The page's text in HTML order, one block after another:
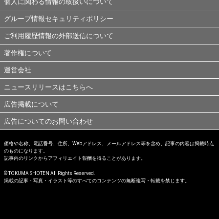
グループ情報セキュリティポリシー
ご利用履歴情報の外部送信について
著作権について
運営会社
ニュースリリースはこちらへ
広告掲載について
広告についてのお問い合わせ
価格や名称、電話番号、住所、Webアドレス、メールアドレス等を含め、記事の内容は掲載時点
のものになります。
記事内のリンクからアフィリエイト報酬を得ることがあります。
© TOKUMA SHOTEN All Rights Reserved.
掲載の記事・写真・イラスト等のすべてのコンテンツの無断複写・転載を禁じます。